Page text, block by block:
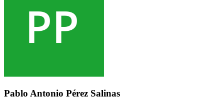
Pablo Antonio Pérez Salinas